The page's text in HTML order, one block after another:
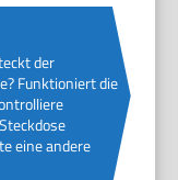
der
Funktioniert die
eine andere